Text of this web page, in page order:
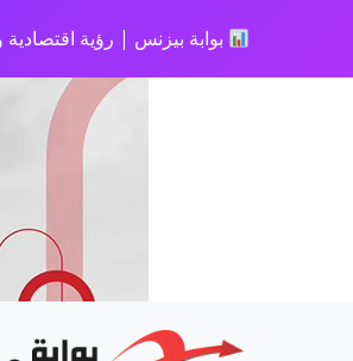
بوابة بيزنس | رؤية اقتصادية